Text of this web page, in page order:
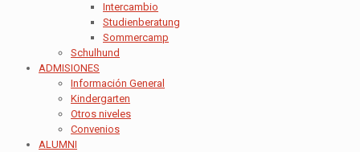
Intercambio
Studienberatung
Sommercamp
Schulhund
ADMISIONES
Información General
Kindergarten
Otros niveles
Convenios
ALUMNI